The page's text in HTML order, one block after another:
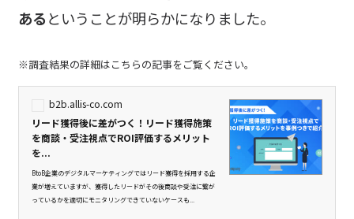
あるということが明らかになりました。
※調査結果の詳細はこちらの記事をご覧ください。
b2b.allis-co.com
リード獲得後に差がつく！リード獲得施策
を商談・受注視点でROI評価するメリット
を...
BtoB企業のデジタルマーケティングではリード獲得を採用する企
業が増えていますが、獲得したリードがその後商談や受注に繋が
っているかを適切にモニタリングできていないケースも...